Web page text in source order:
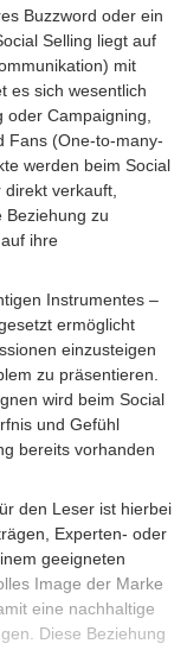
Buzzword oder ein
Selling liegt auf
mit
es sich wesentlich
Campaigning,
Fans (One-to-many-
werden beim Social
verkauft,
Beziehung zu
ihre
Instrumentes –
ermöglicht
einzusteigen
zu präsentieren.
wird beim Social
und Gefühl
bereits vorhanden
den Leser ist hierbei
Experten- oder
geeigneten
Image der Marke
eine nachhaltige
Diese Beziehung